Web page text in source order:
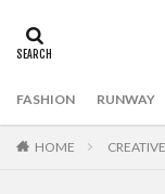
FASHION RUNWAY
HOME CREATIVE